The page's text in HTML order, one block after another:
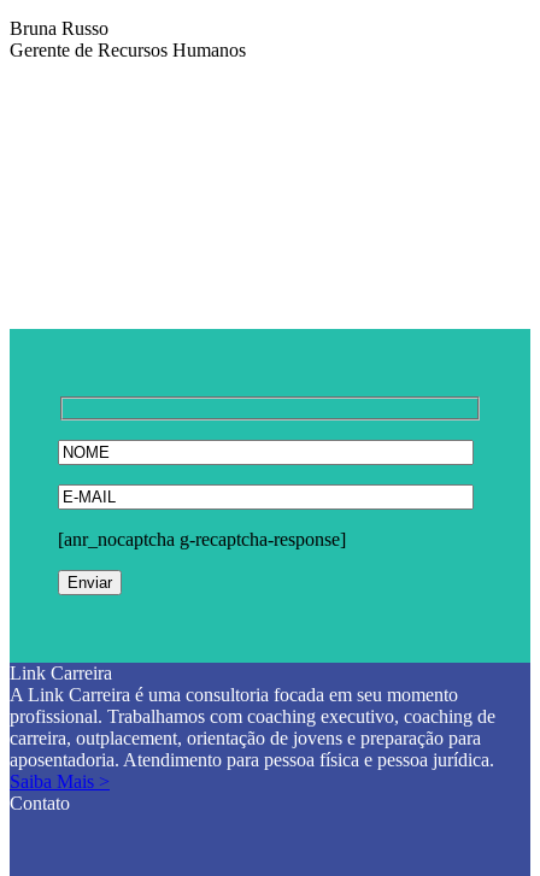
Bruna Russo
Gerente de Recursos Humanos
[anr_nocaptcha g-recaptcha-response]
Link Carreira
A Link Carreira é uma consultoria focada em seu momento
profissional. Trabalhamos com coaching executivo, coaching de
carreira, outplacement, orientação de jovens e preparação para
aposentadoria. Atendimento para pessoa física e pessoa jurídica.
Saiba Mais >
Contato